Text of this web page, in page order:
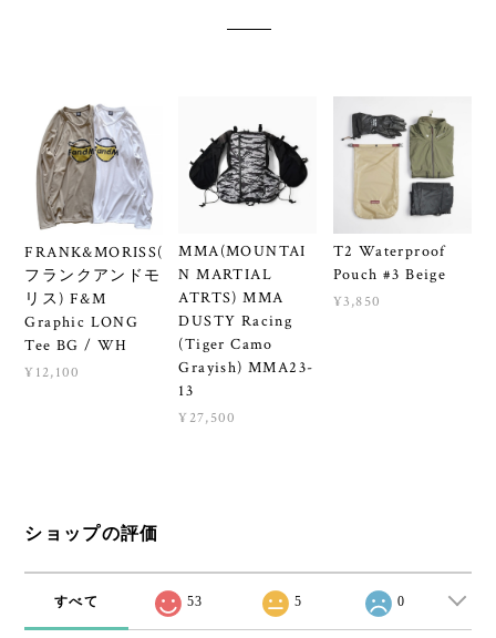
FRANK&MORISS(
フランクアンドモ
リス) F&M
Graphic LONG
Tee BG / WH
¥12,100
MMA(MOUNTAI
N MARTIAL
ATRTS) MMA
DUSTY Racing
(Tiger Camo
Grayish) MMA23-
13
¥27,500
T2 Waterproof
Pouch #3 Beige
¥3,850
ショップの評価
すべて 53 5 0